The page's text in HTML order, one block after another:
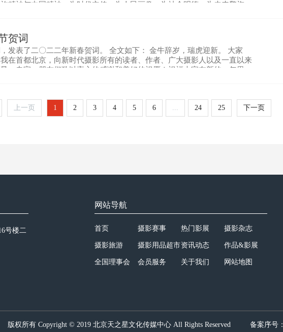
精神与中国精神，为时代立传、为人民画像、为社会明德、为未来擎旗。
贺词
发表了二〇二二年新春贺词。 全文如下： 金牛辞岁，瑞虎迎新。 大家
在首都北京，向新时代摄影所有的读者、作者、广大摄影人以及一直以来
、专家、朋友们致以衷心的感谢和美好的祝愿！祝福大家在新的一年里，
上一页 1 2 3 4 5 6 ... 24 25 下一页
号楼二
网站导航
首页 摄影赛事 热门影展 摄影杂志
摄影旅游 摄影用品超市资讯动态 作品&影展
全国理事会 会员服务 关于我们 网站地图
版权所有 Copyright © 2019 北京天之星文化传媒中心 All Rights Reserved 备案序号：